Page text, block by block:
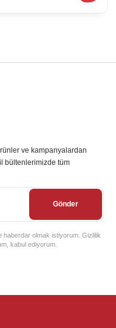
ve kampanyalardan
bültenlerimizde tüm
Gönder
haberdar olmak istiyorum. Gizlilik
kabul ediyorum.